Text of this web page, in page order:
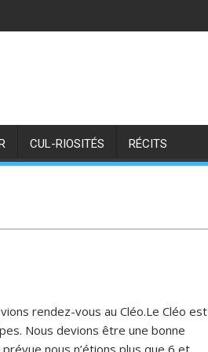
seul.
CUL-RIOSITÉS RÉCITS
rendez-vous au Cléo.Le Cléo est
Nous devions être une bonne
nous n’étions plus que 6 et